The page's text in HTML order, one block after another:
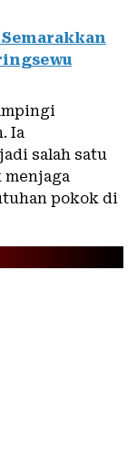
Ia
salah satu
pokok di